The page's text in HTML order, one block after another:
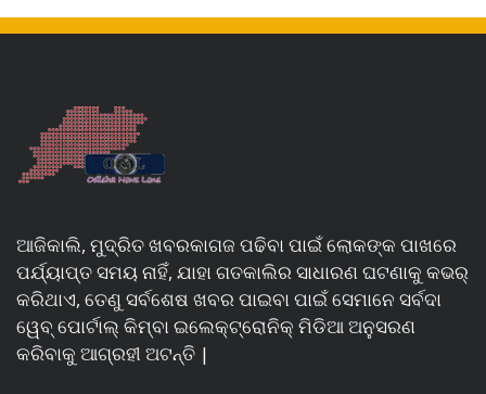
ଆଜିକାଲି, ମୁଦ୍ରିତ ଖବରକାଗଜ ପଢିବା ପାଇଁ ଲୋକଙ୍କ ପାଖରେ
ପର୍ଯ୍ୟାପ୍ତ ସମୟ ନାହିଁ, ଯାହା ଗତକାଲିର ସାଧାରଣ ଘଟଣାକୁ କଭର୍
କରିଥାଏ, ତେଣୁ ସର୍ବଶେଷ ଖବର ପାଇବା ପାଇଁ ସେମାନେ ସର୍ବଦା
ୱେବ୍ ପୋର୍ଟାଲ୍ କିମ୍ବା ଇଲେକ୍ଟ୍ରୋନିକ୍ ମିଡିଆ ଅନୁସରଣ
କରିବାକୁ ଆଗ୍ରହୀ ଅଟନ୍ତି |